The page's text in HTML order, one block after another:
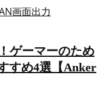
画面出力
ゲーマーのため
すめ4選【Anker